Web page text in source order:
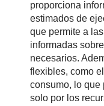
proporciona
estimados de
que permite a
informadas
necesarios.
flexibles, como
consumo, lo que
solo por los